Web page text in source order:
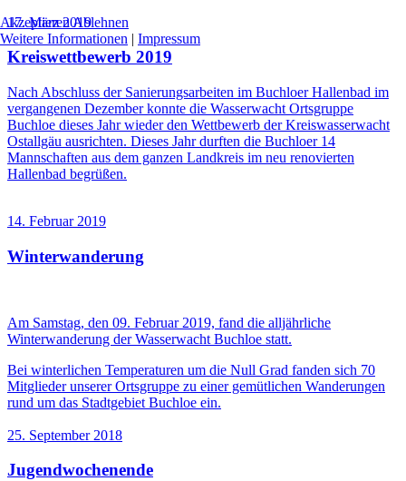
17. März 2019
Kreiswettbewerb 2019
Nach Abschluss der Sanierungsarbeiten im Buchloer Hallenbad im
vergangenen Dezember konnte die Wasserwacht Ortsgruppe
Buchloe dieses Jahr wieder den Wettbewerb der Kreiswasserwacht
Ostallgäu ausrichten. Dieses Jahr durften die Buchloer 14
Mannschaften aus dem ganzen Landkreis im neu renovierten
Hallenbad begrüßen.
14. Februar 2019
Winterwanderung
Am Samstag, den 09. Februar 2019, fand die alljährliche
Winterwanderung der Wasserwacht Buchloe statt.
Bei winterlichen Temperaturen um die Null Grad fanden sich 70
Mitglieder unserer Ortsgruppe zu einer gemütlichen Wanderungen
rund um das Stadtgebiet Buchloe ein.
25. September 2018
Jugendwochenende
Akzeptieren Ablehnen
Weitere Informationen | Impressum